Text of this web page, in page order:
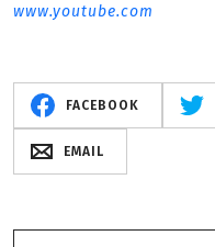
www.youtube.com
FACEBOOK
EMAIL